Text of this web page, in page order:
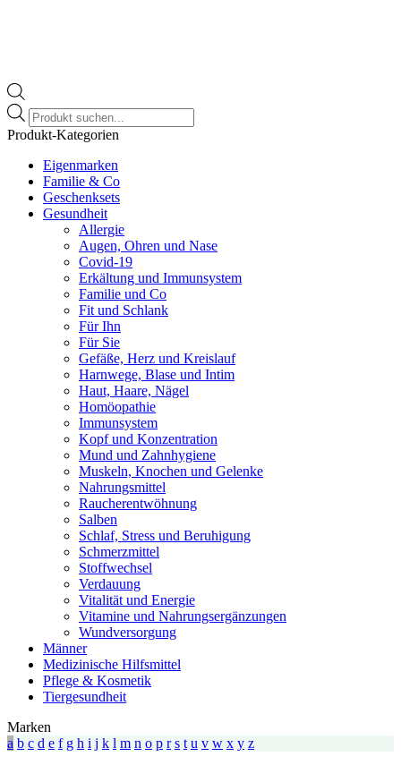
Products
search
Produkt-Kategorien
Eigenmarken
Familie & Co
Geschenksets
Gesundheit
Allergie
Augen, Ohren und Nase
Covid-19
Erkältung und Immunsystem
Familie und Co
Fit und Schlank
Für Ihn
Für Sie
Gefäße, Herz und Kreislauf
Harnwege, Blase und Intim
Haut, Haare, Nägel
Homöopathie
Immunsystem
Kopf und Konzentration
Mund und Zahnhygiene
Muskeln, Knochen und Gelenke
Nahrungsmittel
Raucherentwöhnung
Salben
Schlaf, Stress und Beruhigung
Schmerzmittel
Stoffwechsel
Verdauung
Vitalität und Energie
Vitamine und Nahrungsergänzungen
Wundversorgung
Männer
Medizinische Hilfsmittel
Pflege & Kosmetik
Tiergesundheit
Marken
a b c d e f g h i j k l m n o p r s t u v w x y z